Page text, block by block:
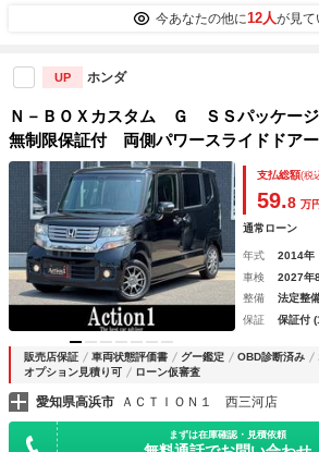
今あなたの他に12人が見て
UP ホンダ
Ｎ－ＢＯＸカスタム Ｇ ＳＳパッケー
無制限保証付 両側パワースライドド
エアバッグ オートライト ＡＢＳ Ｅ
タ ＵＳＢ Ｂｌｕｅｔｏｏｔｈ パワ
フラットシート
支払総額(税
59.8 万円
通常ローン
年式 2014年
車検
2027年
整備
法定整
保証
保証付
販売店保証 車両状態評価書 グー鑑定 OBD診断済み
オプション見積り可
ローン仮審査
愛知県高浜市 ＡＣＴＩＯＮ１ 西三河店
まずは在庫確認・見積依頼